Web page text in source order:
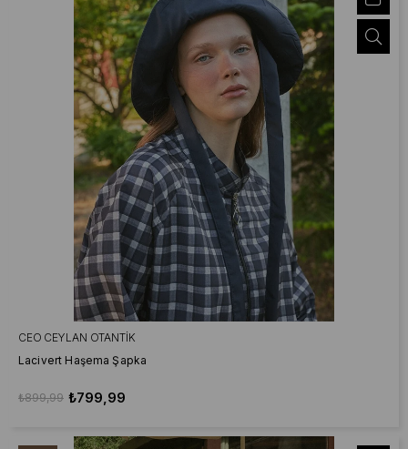
CEO CEYLAN OTANTIK
Lacivert Haşema Şapka
₺799,99
₺899,99